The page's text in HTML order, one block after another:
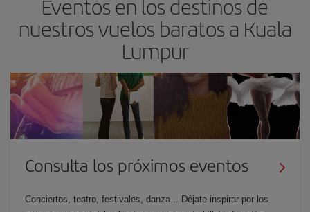
Eventos en los destinos de
nuestros vuelos baratos a Kuala
Lumpur
Consulta los próximos eventos
Conciertos, teatro, festivales, danza... Déjate inspirar por los